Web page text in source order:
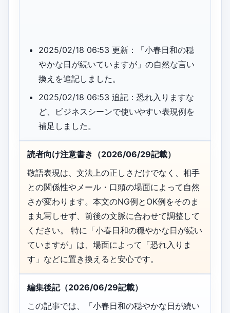
2025/02/18 06:53 更新：「小春日和の穏
やかな日が続いていますが」の自然な言い
換えを追記しました。
2025/02/18 06:53 追記：恐れ入りますな
ど、ビジネスシーンで使いやすい表現例を
補足しました。
読者向け注意書き（2026/06/29記載）
敬語表現は、文法上の正しさだけでなく、相手
との関係性やメール・口頭の場面によって自然
さが変わります。本文のNG例とOK例をそのま
ま丸写しせず、前後の文脈に合わせて調整して
ください。 特に「小春日和の穏やかな日が続い
ていますが」は、場面によって「恐れ入りま
す」などに置き換えると安心です。
編集後記（2026/06/29記載）
この記事では、「小春日和の穏やかな日が続い